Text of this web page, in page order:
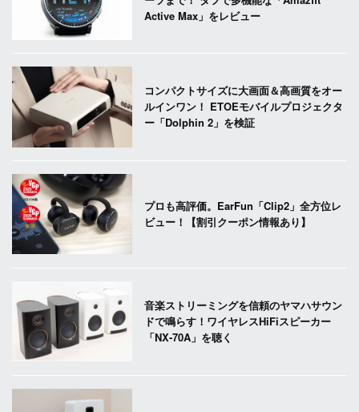
Active Max」をレビュー
コンパクトサイズに大画面＆高画質をオー
ルインワン！ ETOEモバイルプロジェクタ
ー「Dolphin 2」を検証
プロも高評価。EarFun「Clip2」全方位レ
ビュー！【割引クーポン情報あり】
音楽ストリーミングを信頼のヤマハサウン
ドで鳴らす！ワイヤレスHiFiスピーカー
「NX-70A」を聴く